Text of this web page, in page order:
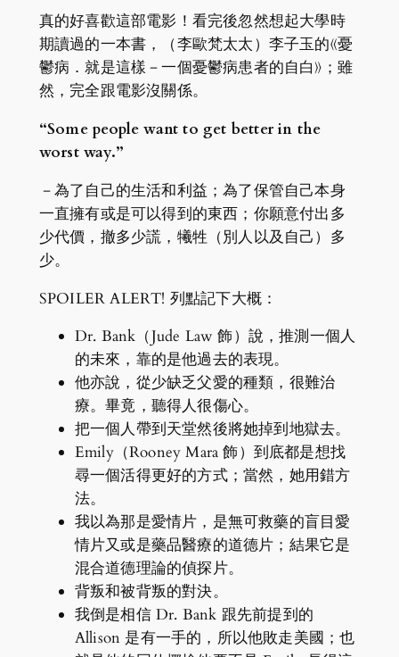
真的好喜歡這部電影！看完後忽然想起大學時
期讀過的一本書，（李歐梵太太）李子玉的《憂
鬱病​​．就是這樣－一個憂鬱病患者的自白》；雖
然，完全跟電影沒關係。
“Some people want to get better in the
worst way.”
－為了自己的生活和利益；為了保管自己本身
一直擁有或是可以得到的東西；你願意付出多
少代價，撤多少謊，犧牲（別人以及自己）多
少。
SPOILER ALERT! 列點記下大概：
Dr. Bank（Jude Law 飾）說，推測一個人
的未來，靠的是他過去的表現。
他亦說，從少缺乏父愛的種類，很難治
療。畢竟，聽得人很傷心。
把一個人帶到天堂然後將她掉到地獄去。
Emily（Rooney Mara 飾）到底都是想找
尋一個活得更好的方式；當然，她用錯方
法。
我以為那是愛情片，是無可救藥的盲目愛
情片又或是藥品醫療的道德片；結果它是
混合道德理論的偵探片。
背叛和被背叛的對決。
我倒是相信 Dr. Bank 跟先前提到的
Allison 是有一手的，所以他敗走美國；也